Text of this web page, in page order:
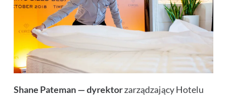
Shane Pateman — dyrektorzarządzający Hotelu